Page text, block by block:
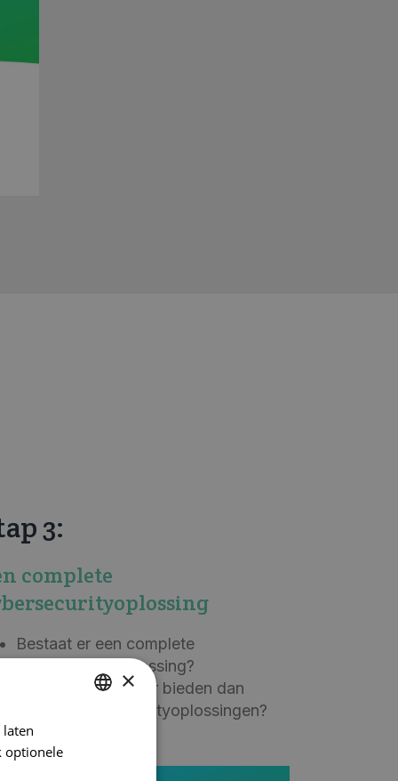
3:
complete
Bestaat er een complete
cybersecurityoplossing?
Wat kan deze meer bieden dan
andere cybersecurityoplossingen?
×
optionele